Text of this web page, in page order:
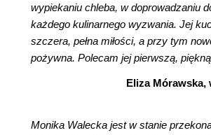
wypiekaniu chleba, w doprowadzaniu
każdego kulinarnego wyzwania. Jej
szczera, pełna miłości, a przy tym
pożywna. Polecam jej pierwszą,
Eliza Mórawska,
Monika Walecka jest w stanie